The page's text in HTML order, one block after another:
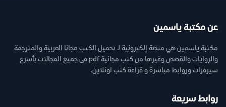
عن مكتبة ياسمين
مكتبة ياسمين هي منصة إلكترونية لـ تحميل الكتب مجانا العربية والمترجمة
والروايات والقصص وغيرها من كتب مجانية pdf فى جميع المجالات بأسرع
سيرفرات وروابط مباشرة و قراءة كتب اونلاين.
روابط سريعة